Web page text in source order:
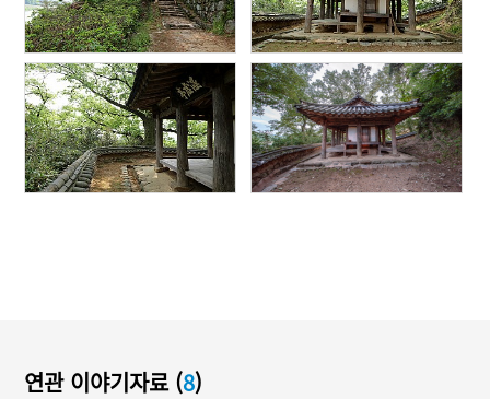
연관 이야기자료 (8)